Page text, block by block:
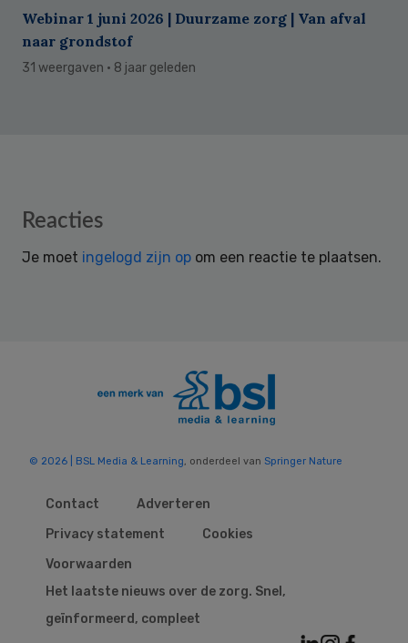
Webinar 1 juni 2026 | Duurzame zorg | Van afval
naar grondstof
31 weergaven · 8 jaar geleden
Reader
Reacties
Je moet ingelogd zijn op om een reactie te plaatsen.
© 2026 | BSL Media & Learning, onderdeel van Springer Nature
Contact
Adverteren
Privacy statement
Cookies
Voorwaarden
Het laatste nieuws over de zorg. Snel,
geïnformeerd, compleet